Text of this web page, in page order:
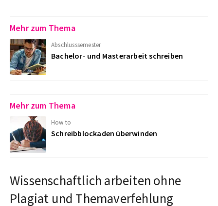
Mehr zum Thema
Abschlusssemester
Bachelor- und Masterarbeit schreiben
Mehr zum Thema
How to
Schreibblockaden überwinden
Wissenschaftlich arbeiten ohne
Plagiat und Themaverfehlung